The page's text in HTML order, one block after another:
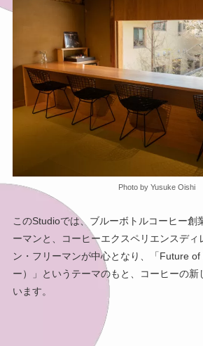
Photo by Yusuke Oishi
このStudioでは、ブルーボトルコーヒー創
ーマンと、コーヒーエクスペリエンスディ
ン・フリーマンが中心となり、「Future
ー）」というテーマのもと、コーヒーの新
います。